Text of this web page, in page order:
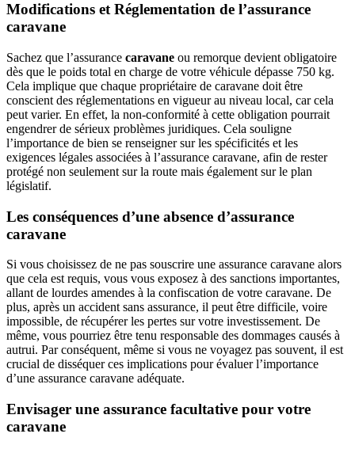
Modifications et Réglementation de l’assurance
caravane
Sachez que l’assurance caravane ou remorque devient obligatoire
dès que le poids total en charge de votre véhicule dépasse 750 kg.
Cela implique que chaque propriétaire de caravane doit être
conscient des réglementations en vigueur au niveau local, car cela
peut varier. En effet, la non-conformité à cette obligation pourrait
engendrer de sérieux problèmes juridiques. Cela souligne
l’importance de bien se renseigner sur les spécificités et les
exigences légales associées à l’assurance caravane, afin de rester
protégé non seulement sur la route mais également sur le plan
législatif.
Les conséquences d’une absence d’assurance
caravane
Si vous choisissez de ne pas souscrire une assurance caravane alors
que cela est requis, vous vous exposez à des sanctions importantes,
allant de lourdes amendes à la confiscation de votre caravane. De
plus, après un accident sans assurance, il peut être difficile, voire
impossible, de récupérer les pertes sur votre investissement. De
même, vous pourriez être tenu responsable des dommages causés à
autrui. Par conséquent, même si vous ne voyagez pas souvent, il est
crucial de disséquer ces implications pour évaluer l’importance
d’une assurance caravane adéquate.
Envisager une assurance facultative pour votre
caravane